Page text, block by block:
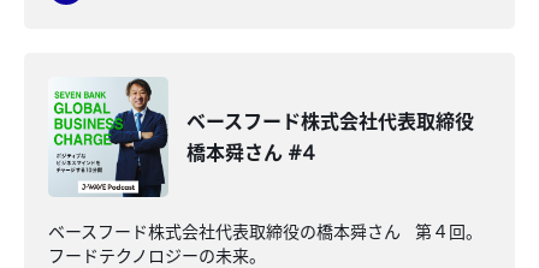
ベースフード株式会社代表取締役
橋本舜さん #4
ベースフード株式会社代表取締役の橋本舜さん 第４回。
フードテクノロジーの未来。